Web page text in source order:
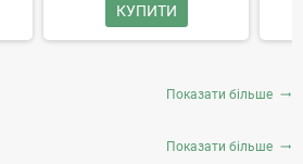
КУПИТИ
Показати більше trending_flat
Показати більше trending_flat